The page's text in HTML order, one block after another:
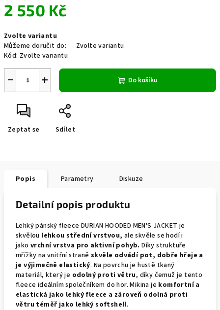
2 550 Kč
cena:
Zvolte variantu
Můžeme doručit do:
Zvolte variantu
Kód: Zvolte variantu
+
− Do košíku
Zeptat se Sdílet
Popis Parametry Diskuze
Detailní popis produktu
Lehký pánský fleece DURIAN HOODED MEN'S JACKET je
skvělou lehkou střední vrstvou, ale skvěle se hodí i
jako vrchní vrstva pro aktivní pohyb. Díky struktuře
mřížky na vnitřní straně skvěle odvádí pot, dobře hřeje a
je výjimečně elastický. Na povrchu je hustě tkaný
materiál, který je odolný proti větru, díky čemuž je tento
fleece ideálním společníkem do hor. Mikina je komfortní a
elastická jako lehký fleece a zároveň odolná proti
větru téměř jako lehký softshell.